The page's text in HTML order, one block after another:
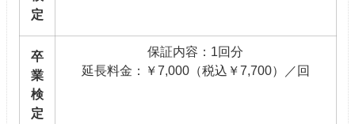
定
卒
業
検
定
保証内容：1回分
延長料金：￥7,000（税込￥7,700）／回